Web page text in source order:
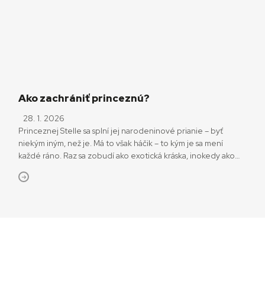
Ako zachrániť princeznú?
28. 1. 2026
Princeznej Stelle sa splní jej narodeninové prianie – byť
niekým iným, než je. Má to však háčik – to kým je sa mení
každé ráno. Raz sa zobudí ako exotická kráska, inokedy ako
multipersonózu adolescentu – hľadať liek. Česko-slovenská